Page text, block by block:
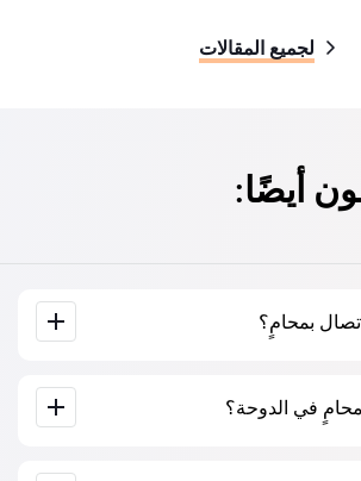
لجميع المقالات
أيضًا:
بمحامٍ؟
الاتصال بمحامٍ؟ يتخذ الناس قرار زيارة المحامي
صعوبات كبيرة. غالبًا ما يُطلب المساعدة المهنية
عندما تكون القضية قد ذهبت بالفعل إلى
في الدوحة؟
خدمات المحامين حسب حجم العمل ومدى تعقيد